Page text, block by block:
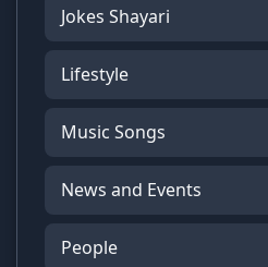
Jokes Shayari
Lifestyle
Music Songs
News and Events
People